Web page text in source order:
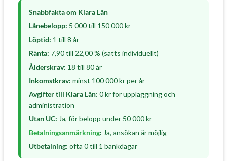
Snabbfakta om Klara Lån
Lånebelopp: 5 000 till 150 000 kr
Löptid: 1 till 8 år
Ränta: 7,90 till 22,00 % (sätts individuellt)
Ålderskrav: 18 till 80 år
Inkomstkrav: minst 100 000 kr per år
Avgifter till Klara Lån: 0 kr för uppläggning och
administration
Utan UC: Ja, för belopp under 50 000 kr
Betalningsanmärkning: Ja, ansökan är möjlig
Utbetalning: ofta 0 till 1 bankdagar